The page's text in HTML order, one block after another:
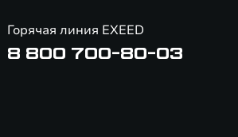
Горячая линия EXEED
8 800 700-80-03